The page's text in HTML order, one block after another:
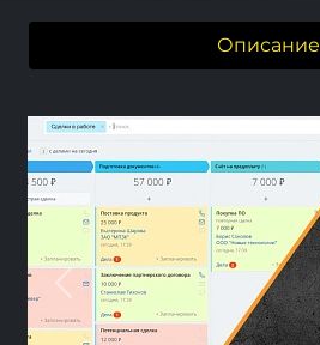
Описание
Previous